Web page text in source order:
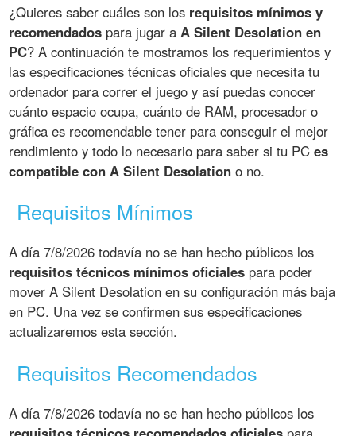
¿Quieres saber cuáles son los requisitos mínimos y
recomendados para jugar aA Silent Desolation en
PC? A continuación te mostramos los requerimientos y
las especificaciones técnicas oficiales que necesita tu
ordenador para correr el juego y así puedas conocer
cuánto espacio ocupa, cuánto de RAM, procesador o
gráfica es recomendable tener para conseguir el mejor
rendimiento y todo lo necesario para saber si tu PCes
compatible con A Silent Desolation o no.
Requisitos Mínimos
A día 7/8/2026 todavía no se han hecho públicos los
requisitos técnicos mínimos oficiales para poder
mover A Silent Desolation en su configuración más baja
en PC. Una vez se confirmen sus especificaciones
actualizaremos esta sección.
Requisitos Recomendados
A día 7/8/2026 todavía no se han hecho públicos los